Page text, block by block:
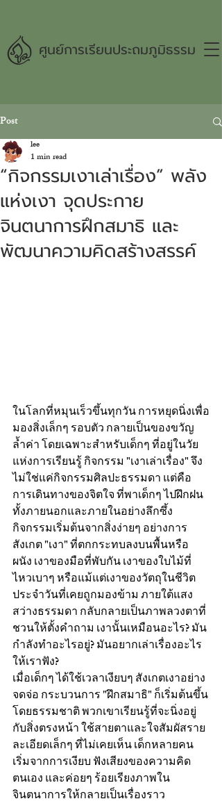
ศูนย์การเรียนประถมภูมิธรรม
Post
“กิจกรรมเงาเล่าเรื่อง” พลัง
แห่งเงา จุดประกาย
จินตนาการฝึกสมาธิ และ
พัฒนาความคิดสร้างสรรค์
lee
1 min read
ในโลกที่หมุนเร็วขึ้นทุกวัน การหยุดนิ่งเพื่อ
มองสิ่งเล็กๆ รอบตัว กลายเป็นของขวัญ
ล้ำค่า โดยเฉพาะสำหรับเด็กๆ ที่อยู่ในวัย
แห่งการเรียนรู้ กิจกรรม "เงาเล่าเรื่อง" จึง
ไม่ใช่แค่กิจกรรมศิลปะธรรมดา แต่คือ
การเดินทางของจิตใจ ที่พาเด็กๆ ไปฝึกฝน
ทั้งภายนอกและภายในอย่างลึกซึ้ง
กิจกรรมเริ่มต้นจากสิ่งง่ายๆ อย่างการ
สังเกต "เงา" ที่ตกกระทบลงบนพื้นหรือ
ผนัง เงาของมือที่พับกัน เงาของใบไม้ที่
ไหวเบาๆ หรือแม้แต่เงาของวัตถุในชีวิต
ประจำวันที่เคยถูกมองข้าม ภายใต้แสง
สว่างธรรมดา กลับกลายเป็นภาพลวงตาที่
ชวนให้ตั้งคำถาม เงานั้นเหมือนอะไร? มัน
กำลังทำอะไรอยู่? มันอยากเล่าเรื่องอะไร
ให้เราฟัง?
เมื่อเด็กๆ ได้ใช้เวลาเงียบๆ สังเกตเงาอย่าง
จดจ่อ กระบวนการ "ฝึกสมาธิ" ก็เริ่มต้นขึ้น
โดยธรรมชาติ พวกเขาเรียนรู้ที่จะนิ่งอยู่
กับสิ่งตรงหน้า ใช้สายตาและใจสัมผัสราย
ละเอียดเล็กๆ ที่ไม่เคยเห็น เด็กหลายคน
เริ่มจากการเงียบ ฟังเสียงของความคิด
ตนเอง และค่อยๆ ร้อยเรียงภาพใน
จินตนาการให้กลายเป็นเรื่องราว